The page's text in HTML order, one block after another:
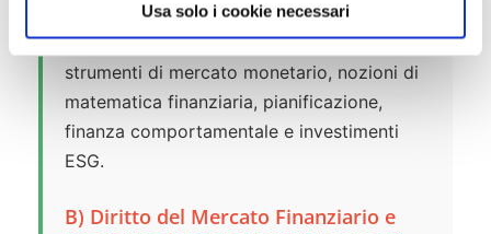
Usa solo i cookie necessari
futures, opzioni, strumenti derivati, swap,
titoli azionari, obbligazionari e strutturati,
strumenti di mercato monetario, nozioni di
matematica finanziaria, pianificazione,
finanza comportamentale e investimenti
ESG.
B) Diritto del Mercato Finanziario e